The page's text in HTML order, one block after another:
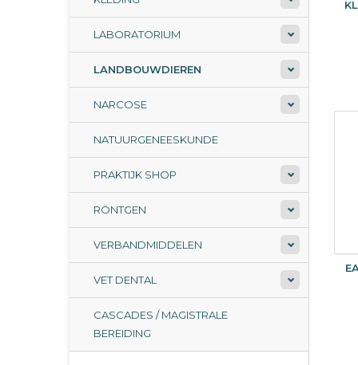
LABORATORIUM
LANDBOUWDIEREN
NARCOSE
NATUURGENEESKUNDE
PRAKTIJK SHOP
RÖNTGEN
VERBANDMIDDELEN
VET DENTAL
CASCADES / MAGISTRALE
BEREIDING